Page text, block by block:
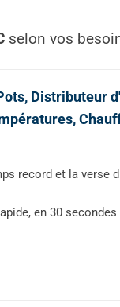
selon vos
Distributeur
record et la
en 30